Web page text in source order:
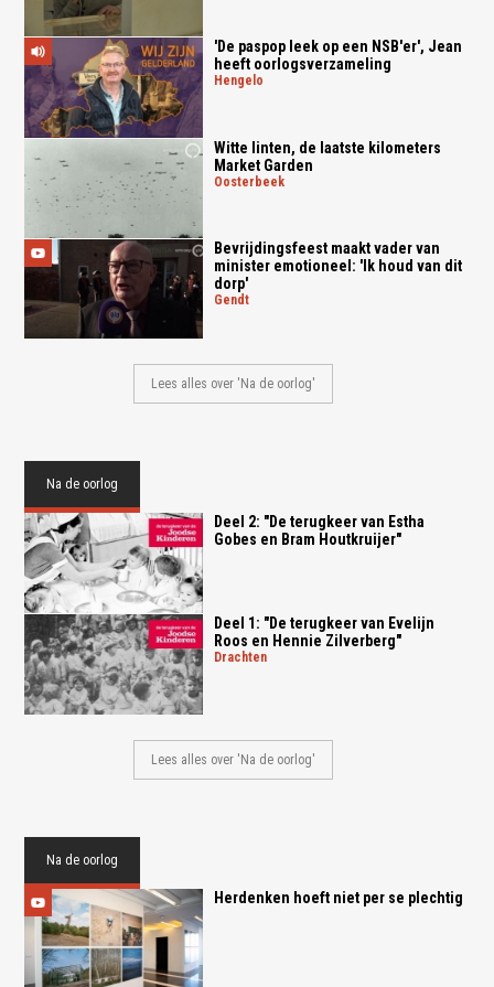
'De paspop leek op een NSB'er', Jean
heeft oorlogsverzameling
hengelo
Witte linten, de laatste kilometers
Market Garden
oosterbeek
Bevrijdingsfeest maakt vader van
minister emotioneel: 'Ik houd van dit
dorp'
gendt
Lees alles over 'Na de oorlog'
Na de oorlog
Deel 2: "De terugkeer van Estha
Gobes en Bram Houtkruijer"
Deel 1: "De terugkeer van Evelijn
Roos en Hennie Zilverberg"
drachten
Lees alles over 'Na de oorlog'
Na de oorlog
Herdenken hoeft niet per se plechtig